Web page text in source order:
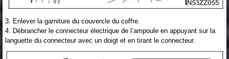
3. Enlever la garniture du couvercle du coffre.
4. Débrancher le connecteur électrique de l’ampoule en appuyant sur la
languette du connecteur avec un doigt et en tirant le connecteur.